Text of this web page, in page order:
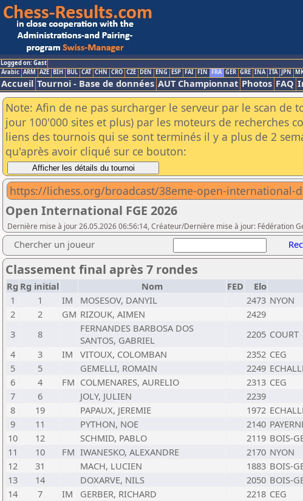
Logged on: Gast
Arabic ARM AZE BIH BUL CAT CHN CRO CZE DEN ENG ESP FAI FIN FRA GER GRE INA ITA JPN
Accueil Tournoi - Base de données AUT Championnat Photos FAQ
Note: Afin de ne pas surcharger le serveur par le scan de
jour 100'000 sites et plus) par les moteurs de recherches
liens des tournois qui se sont terminés il y a plus de 2
qu'après avoir cliqué sur ce bouton:
https://lichess.org/broadcast/38eme-open-international-
Open International FGE 2026
Dernière mise à jour 26.05.2026 06:56:14, Créateur/Dernière mise à jour: Fédération
Chercher un joueur
Classement final après 7 rondes
Rg Rg initial Nom FED Elo
1
1 IM MOSESOV, DANYIL 2473 NYON
2
2 GM RIZOUK, AIMEN 2429
3
8
FERNANDES BARBOSA DOS
SANTOS, GABRIEL
2205 COURT
4
3 IM VITOUX, COLOMBAN 2352 CEG
5
5 GEMELLI, ROMAIN 2249
6
4 FM COLMENARES, AURELIO 2313 CEG
7
6 JOLY, JULIEN 2239
8
19 PAPAUX, JEREMIE 1972
9
11 PYTHON, NOE 2140
10
12 SCHMID, PABLO 2119 BOIS-
11
10 FM IWANESKO, ALEXANDRE 2170 NYON
12
31 MACH, LUCIEN 1883 BOIS-
13
14 DOXARVE, NILS 2050 BOIS-
14
7 IM GERBER, RICHARD 2218 CEG